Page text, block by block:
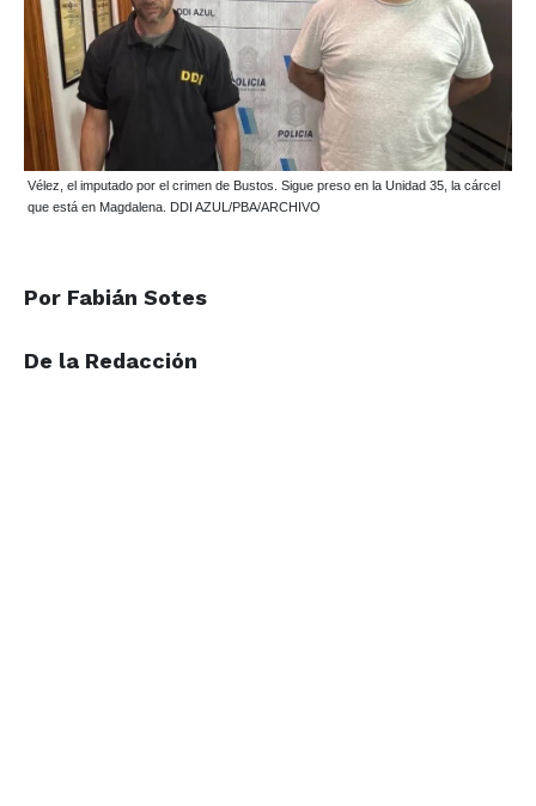
Vélez, el imputado por el crimen de Bustos. Sigue preso en la Unidad 35, la cárcel
que está en Magdalena. DDI AZUL/PBA/ARCHIVO
Por Fabián Sotes
De la Redacción